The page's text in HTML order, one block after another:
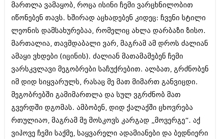
ნოემბერი 2014 (290)
ოქტომბერი 2014 (292)
აგვისტო 2014 (248)
ივლისი 2014 (313)
ივნისი 2014 (366)
მაისი 2014 (313)
აპრილი 2014 (290)
მარტი 2014 (413)
თებერვალი 2014 (318)
იანვარი 2014 (297)
დეკემბერი 2013 (365)
ნოემბერი 2013 (279)
ოქტომბერი 2013 (256)
მართლა ვამაყობ, როცა ისინი ჩემი ვარცხნილობით
იწონებენ თავს. ხშირად აცხადებენ კიდეც: ჩვენი სტილი
ლეონის დამსახურებაა, რომელიც ახლა დარბაზი ზისო.
მართალია, თავმდაბალი ვარ, მაგრამ ამ დროს ძალიან
ამაყი ვხდები (იცინის). ძალიან მათამამებენ ჩემი
ვარსკვლავი მეგობრები საჩუქრებით. ალბათ, გრძნობენ
იმ დიდ სიყვარულს, რასაც მე მათ მიმართ განვიცდი.
მეგობრებში გამიმართლა და სულ ვგრძნობ მათ
გვერდში დგომას. ამბობენ, დიდ ქალაქში ცხოვრება
რთულიაო, მაგრამ მე მოსკოვს კარგად „მოვერგე”. აქ
ვიპოვე ჩემი საქმე, საყვარელი ადამიანები და ბედნიერი